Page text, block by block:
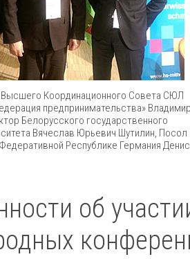
Координационного Совета СЮЛ
предпринимательства»
Белорусского государственного
Вячеслав Юрьевич Шутилин, Посол
Республике Германия Денис
об